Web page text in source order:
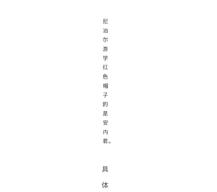
尼
泊
尔
游
学
红
色
帽
子
的
是
安
内
君。
具
体